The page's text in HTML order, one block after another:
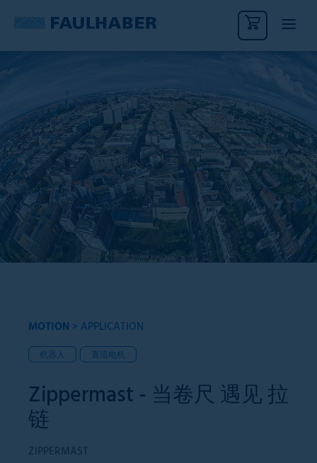
MOTION > APPLICATION
机器人 直流电机
Zippermast - 当卷尺 遇见 拉
链
ZIPPERMAST